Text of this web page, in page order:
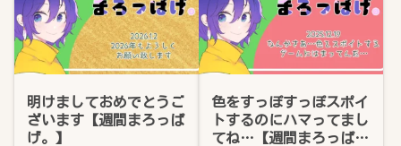
明けましておめでとうご
ざいます【週間まろっぱ
げ。】
色をすっぽすっぽスポイ
トするのにハマってまし
てね…【週間まろっぱ